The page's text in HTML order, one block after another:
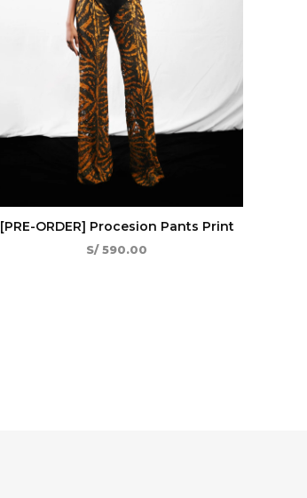
[PRE-ORDER] Procesion Pants Print
S/590.00